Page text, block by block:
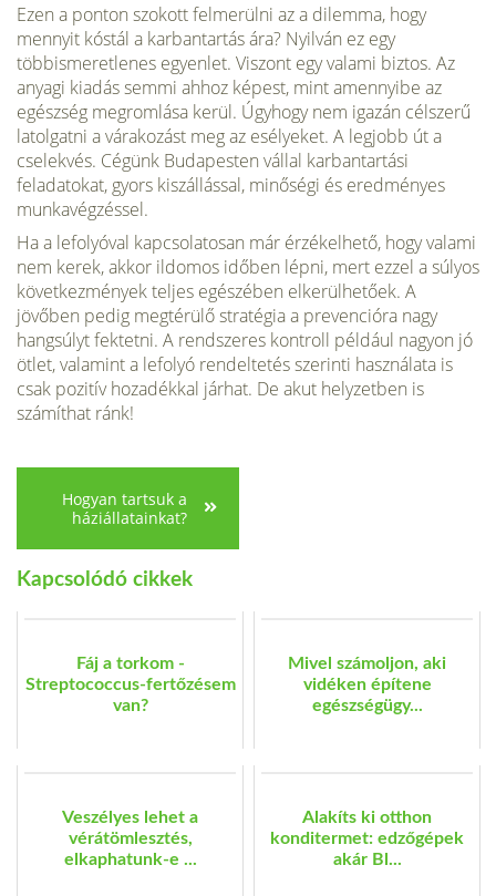
Ezen a ponton szokott felmerülni az a dilemma, hogy
mennyit kóstál a karbantartás ára? Nyilván ez egy
többismeretlenes egyenlet. Viszont egy valami biztos. Az
anyagi kiadás semmi ahhoz képest, mint amennyibe az
egészség megromlása kerül. Úgyhogy nem igazán célszerű
latolgatni a várakozást meg az esélyeket. A legjobb út a
cselekvés. Cégünk Budapesten vállal karbantartási
feladatokat, gyors kiszállással, minőségi és eredményes
munkavégzéssel.
Ha a lefolyóval kapcsolatosan már érzékelhető, hogy valami
nem kerek, akkor ildomos időben lépni, mert ezzel a súlyos
következmények teljes egészében elkerülhetőek. A
jövőben pedig megtérülő stratégia a prevencióra nagy
hangsúlyt fektetni. A rendszeres kontroll például nagyon jó
ötlet, valamint a lefolyó rendeltetés szerinti használata is
csak pozitív hozadékkal járhat. De akut helyzetben is
számíthat ránk!
Hogyan tartsuk a
háziállatainkat?
Kapcsolódó cikkek
Fáj a torkom -
Streptococcus-fertőzésem
van?
Mivel számoljon, aki
vidéken építene
egészségügy...
Veszélyes lehet a
vérátömlesztés,
elkaphatunk-e ...
Alakíts ki otthon
konditermet: edzőgépek
akár Bl...